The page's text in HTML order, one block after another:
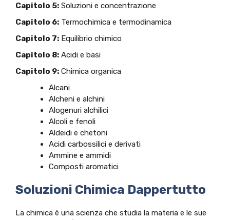
Capitolo 5: Soluzioni e concentrazione
Capitolo 6: Termochimica e termodinamica
Capitolo 7: Equilibrio chimico
Capitolo 8: Acidi e basi
Capitolo 9: Chimica organica
Alcani
Alcheni e alchini
Alogenuri alchilici
Alcoli e fenoli
Aldeidi e chetoni
Acidi carbossilici e derivati
Ammine e ammidi
Composti aromatici
Soluzioni Chimica Dappertutto
La chimica è una scienza che studia la materia e le sue